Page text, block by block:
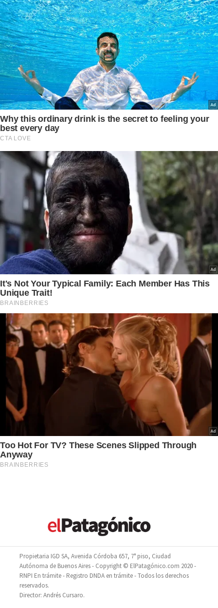
Propietaria IGD SA, Avenida Córdoba 657, 7° piso, Ciudad
Autónoma de Buenos Aires - Copyright © ElPatagónico.com 2020 -
RNPI En trámite - Registro DNDA en trámite - Todos los derechos
reservados.
Director: Andrés Cursaro.